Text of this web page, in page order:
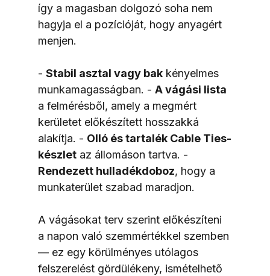
így a magasban dolgozó soha nem
hagyja el a pozícióját, hogy anyagért
menjen.
- Stabil asztal vagy bak kényelmes
munkamagasságban. - A vágási lista
a felmérésből, amely a megmért
kerületet előkészített hosszakká
alakítja. - Olló és tartalék Cable Ties-
készlet az állomáson tartva. -
Rendezett hulladékdoboz, hogy a
munkaterület szabad maradjon.
A vágásokat terv szerint előkészíteni
a napon való szemmértékkel szemben
— ez egy körülményes utólagos
felszerelést gördülékeny, ismételhető